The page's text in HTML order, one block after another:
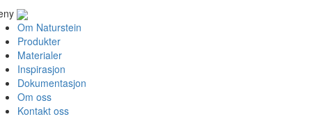
Om Naturstein
Produkter
Materialer
Inspirasjon
Dokumentasjon
Om oss
Kontakt oss